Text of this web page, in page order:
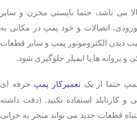
می باشد، حتما بایستی مخزن و سایر
اتصالات و خود پمپ در مکانی به
دیدن الکتروموتور پمپ و سایر قطعات
پروانه ها یا ایمپلر جلوگیری شود.
حتما از یکتعمیرکار پمپ حرفه ای
و کارنابلد استفاده نکنید. (دقت داشته
قطعات جدید می تواند منجر به خرابی